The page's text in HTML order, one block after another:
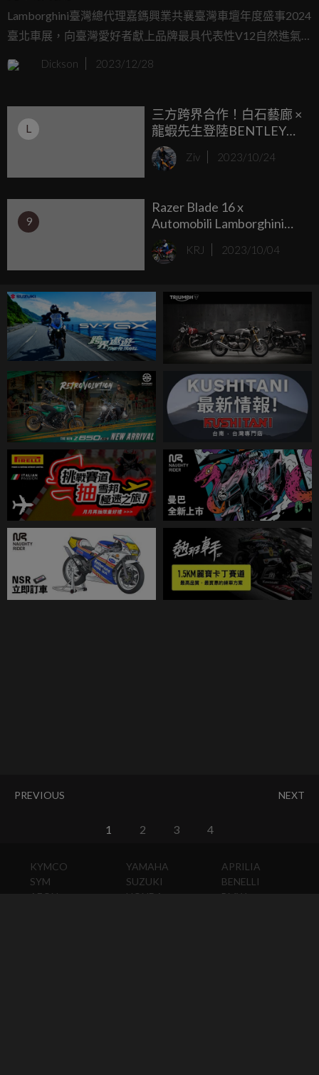
Lamborghini臺灣總代理嘉鎷興業共襄臺灣車壇年度盛事2024
臺北車展，向臺灣愛好者獻上品牌最具代表性V12自然進氣
引擎的終極演繹—Essenza SCV12，以及品牌60周年紀念限定
版的Huracán Tecnica，在新年蒞臨之刻帶來蠻牛超凡新氣
Dickson 2023/12/28
L
三方跨界合作！白石藝廊 ×
龍蝦先生登陸BENTLEY
TAIPEI 再次刻劃動靜之間
的美好邂逅
Ziv 2023/10/24
9
Razer Blade 16 x
Automobili Lamborghini
Edition：Lamborghini酷炫
外型設計、RTX4090顯
4K螢幕的電競筆電！
KRJ 2023/10/04
PREVIOUS NEXT
1 2 3 4
KYMCO
SYM
AEON
YAMAHA
SUZUKI
HONDA
APRILIA
BENELLI
BMW